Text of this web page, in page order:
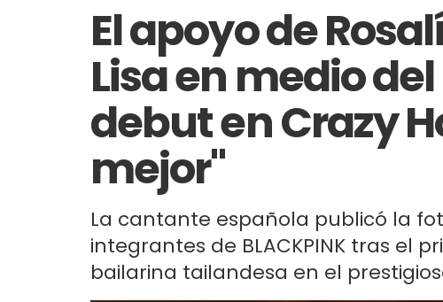
El apoyo de
Lisa en medio
debut en Crazy
mejor"
La cantante española publicó la
integrantes de BLACKPINK tras el
bailarina tailandesa en el